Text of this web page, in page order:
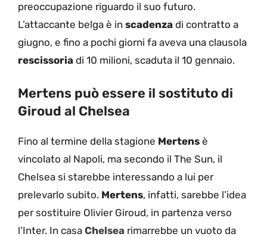
preoccupazione riguardo il suo futuro.
L’attaccante belga è in scadenza di contratto a
giugno, e fino a pochi giorni fa aveva una clausola
rescissoria di 10 milioni, scaduta il 10 gennaio.
Mertens può essere il sostituto di
Giroud al Chelsea
Fino al termine della stagione Mertens è
vincolato al Napoli, ma secondo il The Sun, il
Chelsea si starebbe interessando a lui per
prelevarlo subito. Mertens, infatti, sarebbe l’idea
per sostituire Olivier Giroud, in partenza verso
l’Inter. In casa Chelsea rimarrebbe un vuoto da